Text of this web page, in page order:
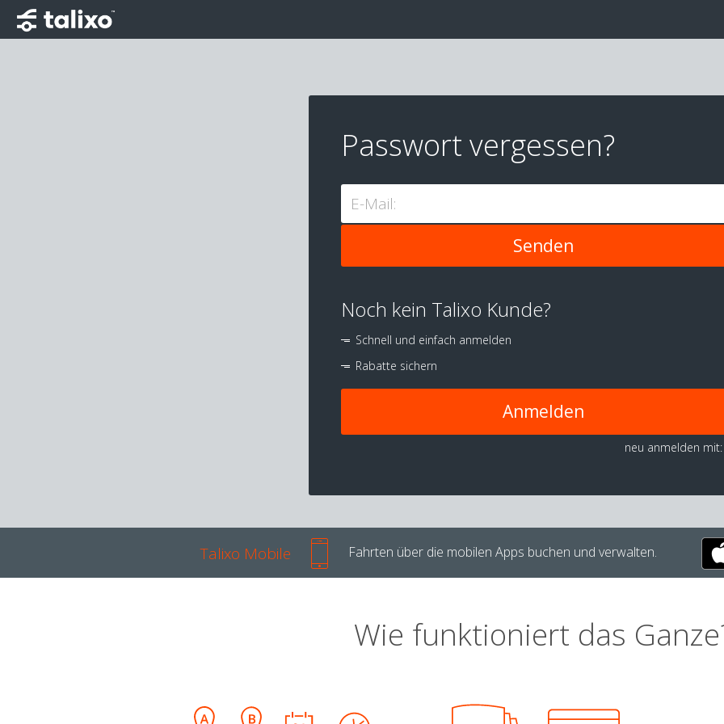
Passwort vergessen?
E-Mail:
Noch kein Talixo Kunde?
Schnell und einfach anmelden
Rabatte sichern
Anmelden
neu anmelden mit:
Talixo Mobile Fahrten über die mobilen Apps buchen und verwalten.
Wie funktioniert das